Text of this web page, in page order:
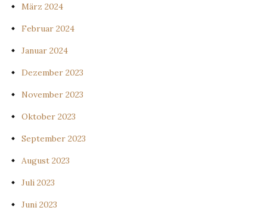
März 2024
Februar 2024
Januar 2024
Dezember 2023
November 2023
Oktober 2023
September 2023
August 2023
Juli 2023
Juni 2023